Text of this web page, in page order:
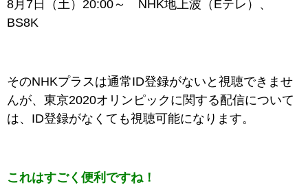
8月7日（土）20:00～ NHK地上波（Eテレ）、
BS8K
そのNHKプラスは通常ID登録がないと視聴できませ
んが、東京2020オリンピックに関する配信について
は、ID登録がなくても視聴可能になります。
これはすごく便利ですね！